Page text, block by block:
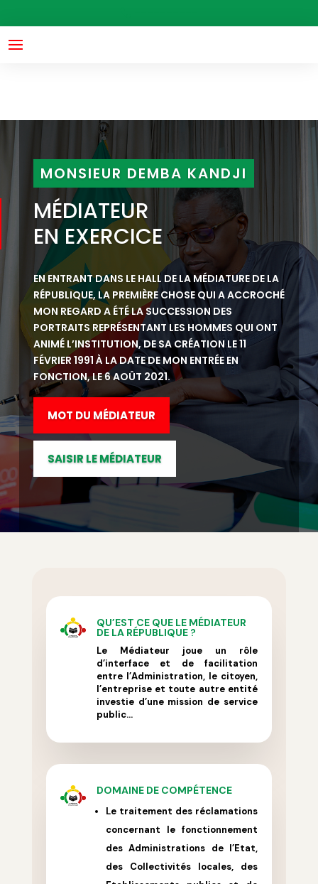
Control-Allow-Methods: GET, POST'); header("Access-
Control-Allow-Headers: X-Requested-With");
MONSIEUR DEMBA KANDJI
MÉDIATEUR
EN EXERCICE
EN ENTRANT DANS LE HALL DE LA MÉDIATURE DE LA
RÉPUBLIQUE, LA PREMIÈRE CHOSE QUI A ACCROCHÉ
MON REGARD A ÉTÉ LA SUCCESSION DES
PORTRAITS REPRÉSENTANT LES HOMMES QUI ONT
ANIMÉ L’INSTITUTION, DE SA CRÉATION LE 11
FÉVRIER 1991 À LA DATE DE MON ENTRÉE EN
FONCTION, LE 6 AOÛT 2021.
MOT DU MÉDIATEUR
SAISIR LE MÉDIATEUR
PRÉSENTATION CONTACT
QU’EST CE QUE LE MÉDIATEUR
DE LA RÉPUBLIQUE ?
Le Médiateur joue un rôle
d’interface et de facilitation
entre l’Administration, le citoyen,
l’entreprise et toute autre entité
investie d’une mission de service
public…
DOMAINE DE COMPÉTENCE
Le traitement des réclamations
concernant le fonctionnement
des Administrations de l’Etat,
des Collectivités locales, des